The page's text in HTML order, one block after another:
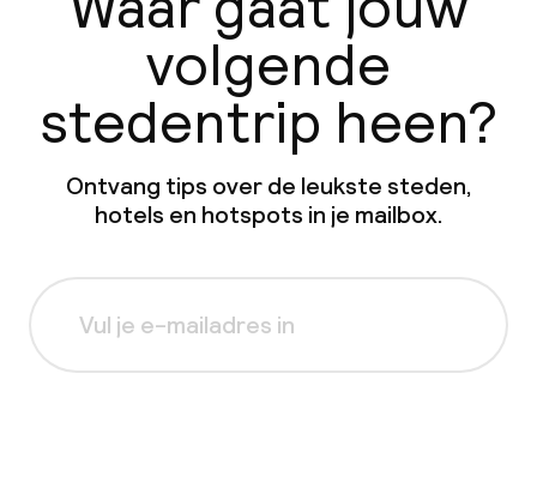
volgende
stedentrip heen?
Ontvang tips over de leukste steden,
hotels en hotspots in je mailbox.